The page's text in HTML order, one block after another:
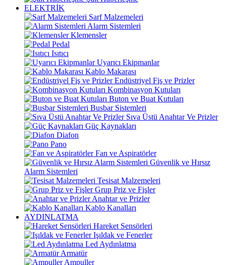
ELEKTRİK
Sarf Malzemeleri
Alarm Sistemleri
Klemensler
Pedal
Isıtıcı
Uyarıcı Ekipmanlar
Kablo Makarası
Endüstriyel Fiş ve Prizler
Kombinasyon Kutuları
Buton ve Buat Kutuları
Busbar Sistemleri
Sıva Üstü Anahtar Ve Prizler
Güç Kaynakları
Diafon
Pano
Fan ve Aspiratörler
Güvenlik ve Hırsız
Alarm Sistemleri
Tesisat Malzemeleri
Grup Priz ve Fişler
Anahtar ve Prizler
Kablo Kanalları
AYDINLATMA
Hareket Sensörleri
Işıldak ve Fenerler
Led Aydınlatma
Armatür
Ampuller